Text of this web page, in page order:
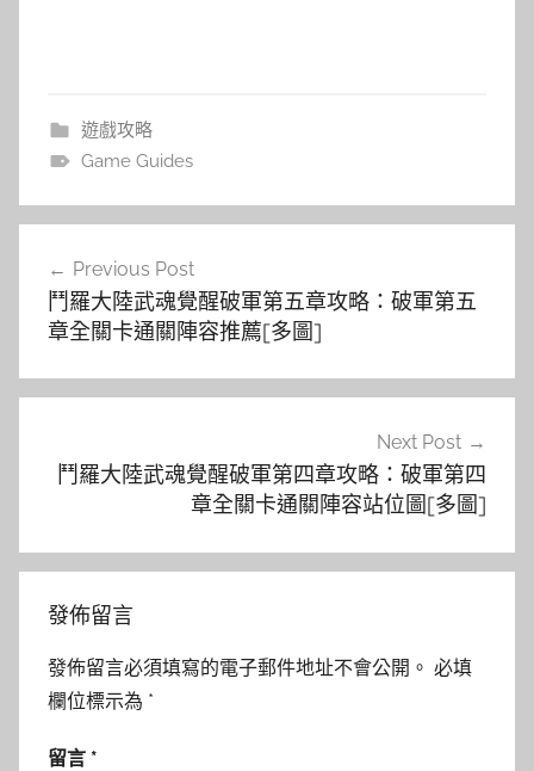
遊戲攻略
Game Guides
導
覽
Previous Post
鬥羅大陸武魂覺醒破軍第五章攻略：破軍第五
章全關卡通關陣容推薦[多圖]
Next Post
鬥羅大陸武魂覺醒破軍第四章攻略：破軍第四
章全關卡通關陣容站位圖[多圖]
發佈留言
發佈留言必須填寫的電子郵件地址不會公開。 必填
欄位標示為 *
留言 *